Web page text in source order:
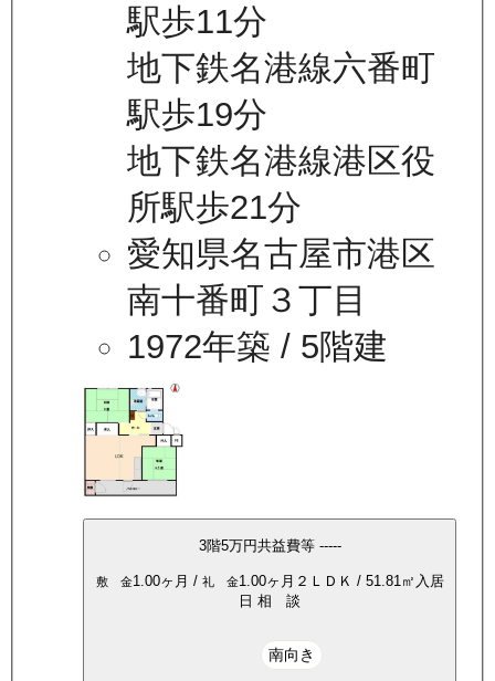
駅歩11分
地下鉄名港線六番町
駅歩19分
地下鉄名港線港区役
所駅歩21分
愛知県名古屋市港区
南十番町３丁目
1972年築 / 5階建
3階5万円共益費等 -----
敷 金1.00ヶ月 / 礼 金1.00ヶ月 ２ＬＤＫ / 51.81 ㎡ 入居
日 相 談
南向き